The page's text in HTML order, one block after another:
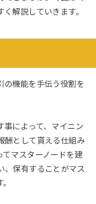
解説していきます。
の機能を手伝う役割を
事によって、マイニン
酬として貰える仕組み
てマスターノードを建
、保有することがマス